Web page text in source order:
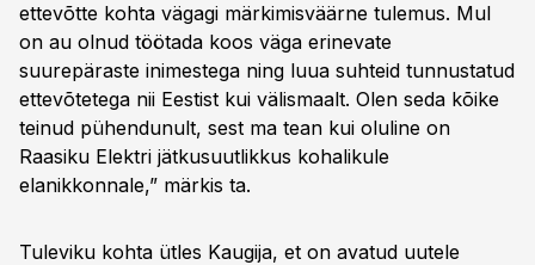
ettevõtte kohta vägagi märkimisväärne tulemus. Mul
on au olnud töötada koos väga erinevate
suurepäraste inimestega ning luua suhteid tunnustatud
ettevõtetega nii Eestist kui välismaalt. Olen seda kõike
teinud pühendunult, sest ma tean kui oluline on
Raasiku Elektri jätkusuutlikkus kohalikule
elanikkonnale,” märkis ta.
Tuleviku kohta ütles Kaugija, et on avatud uutele